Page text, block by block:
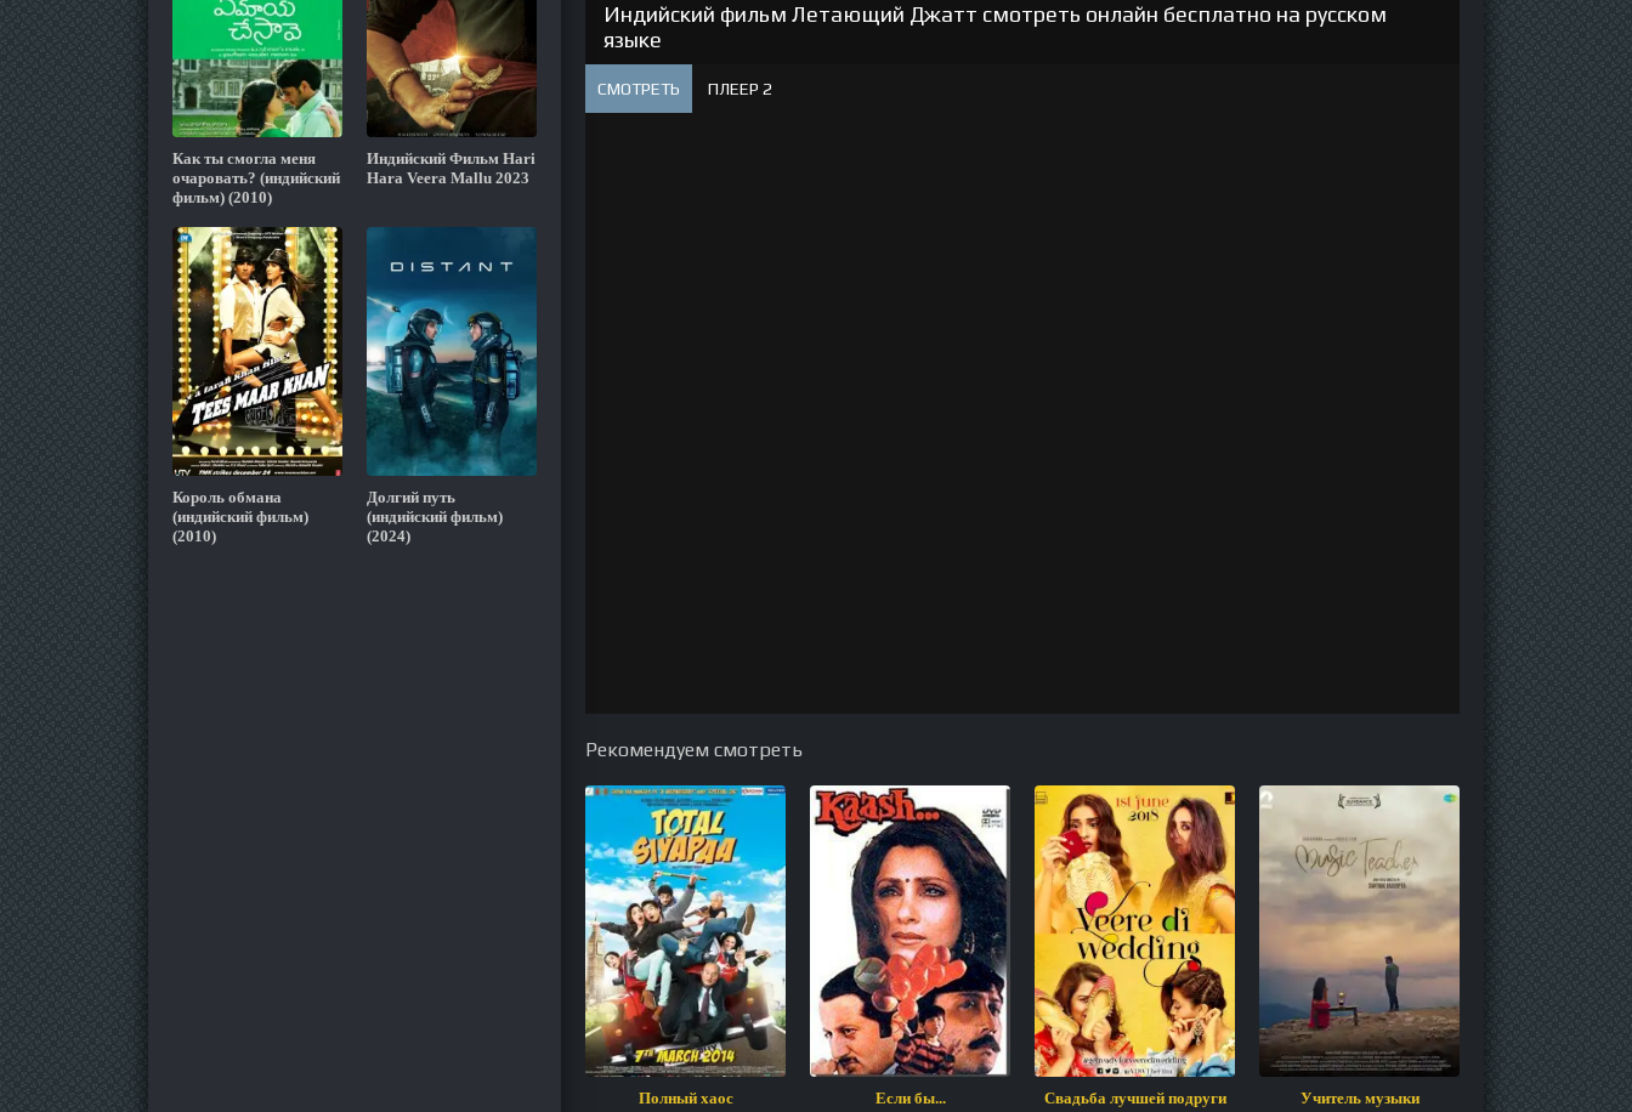
Индийский фильм Летающий Джатт смотреть онлайн бесплатно на русском
языке
СМОТРЕТЬ ПЛЕЕР 2
Рекомендуем смотреть
Полный хаос Если бы... Свадьба лучшей подруги Учитель музыки
Приключения
Как ты смогла меня
очаровать? (индийский
фильм) (2010)
Индийский Фильм Hari
Hara Veera Mallu 2023
Король обмана
(индийский фильм)
(2010)
Долгий путь
(индийский фильм)
(2024)